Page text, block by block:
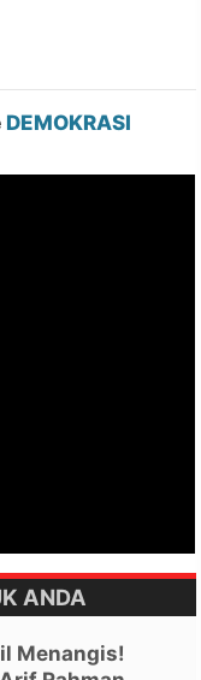
DEMOKRASI
ANDA
Menangis!